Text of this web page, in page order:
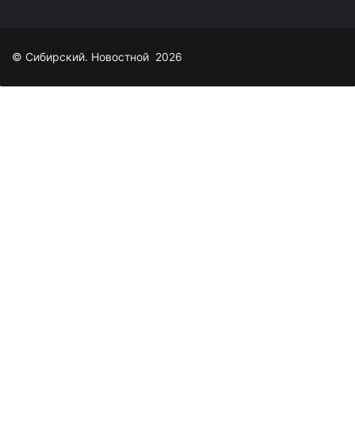
© Сибирский. Новостной 2026